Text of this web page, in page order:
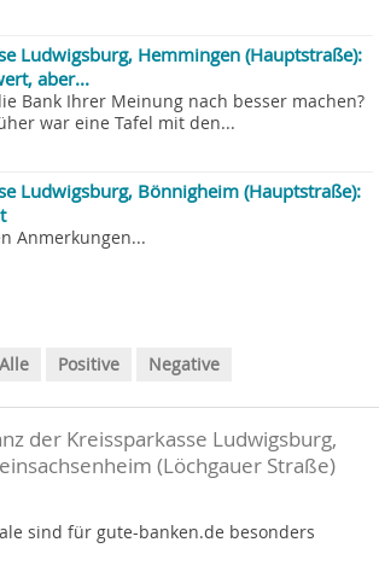
Ludwigsburg, Hemmingen (Hauptstraße):
aber...
Bank Ihrer Meinung nach besser machen?
war eine Tafel mit den...
Ludwigsburg, Bönnigheim (Hauptstraße):
Anmerkungen...
Alle Positive Negative
der Kreissparkasse Ludwigsburg,
(Löchgauer Straße)
sind für gute-banken.de besonders